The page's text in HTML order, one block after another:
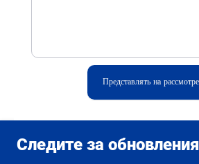
Представлять на
Следите за